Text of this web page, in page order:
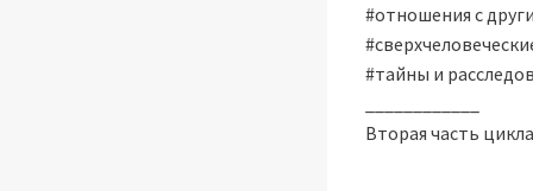
#отношения с
#тайны и
Вторая часть